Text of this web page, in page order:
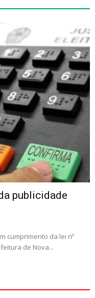
publicidade
cumprimento da lei nº
de Nova...